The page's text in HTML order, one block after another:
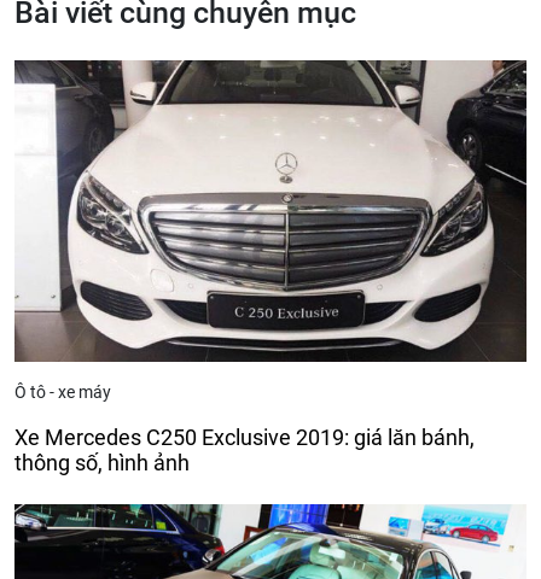
Bài viết cùng chuyên mục
Ô tô - xe máy
Xe Mercedes C250 Exclusive 2019: giá lăn bánh,
thông số, hình ảnh